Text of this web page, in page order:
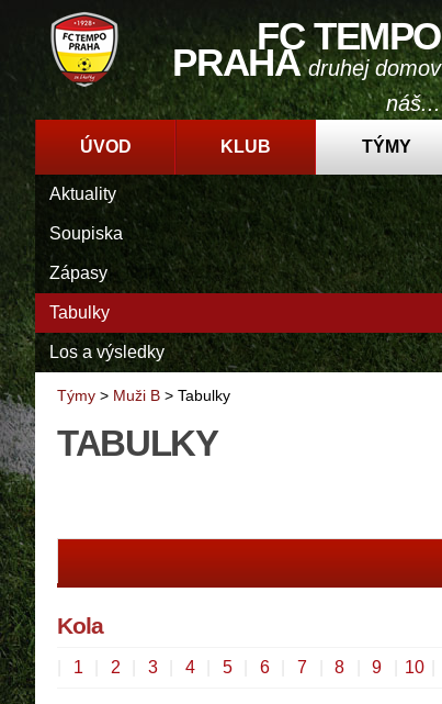
FC TEMPO
PRAHAdruhej domov
náš...
ÚVOD KLUB TÝMY
Aktuality
Soupiska
Zápasy
Tabulky
Los a výsledky
Týmy > Muži B > Tabulky
TABULKY
Kola
1 2 3 4 5 6 7 8 9 10